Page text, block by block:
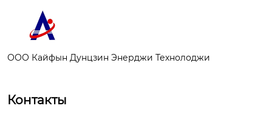
ООО Кайфын Дунцзин Энерджи Технолоджи
Контакты